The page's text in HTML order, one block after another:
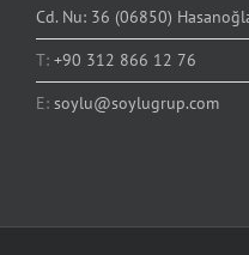
Cd. Nu: 36 (06850)
T: +90 312 866 12 76
E: soylu@soylugrup.com